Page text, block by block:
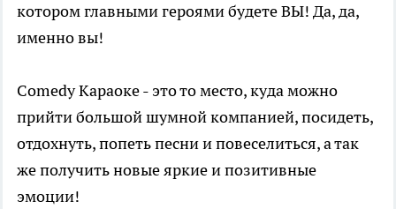
котором главными героями будете ВЫ! Да, да,
именно вы!
Comedy Караоке - это то место, куда можно
прийти большой шумной компанией, посидеть,
отдохнуть, попеть песни и повеселиться, а так
же получить новые яркие и позитивные
эмоции!